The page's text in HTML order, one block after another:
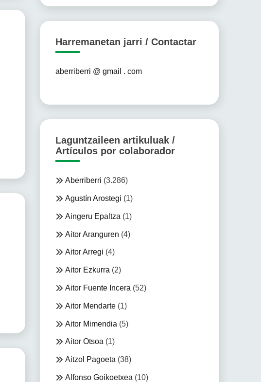
Harremanetan jarri / Contactar
aberriberri @ gmail . com
Laguntzaileen artikuluak /
Artículos por colaborador
Aberriberri (3.286)
Agustín Arostegi (1)
Aingeru Epaltza (1)
Aitor Aranguren (4)
Aitor Arregi (4)
Aitor Ezkurra (2)
Aitor Fuente Incera (52)
Aitor Mendarte(1)
Aitor Mimendia (5)
Aitor Otsoa (1)
Aitzol Pagoeta (38)
Alfonso Goikoetxea (10)